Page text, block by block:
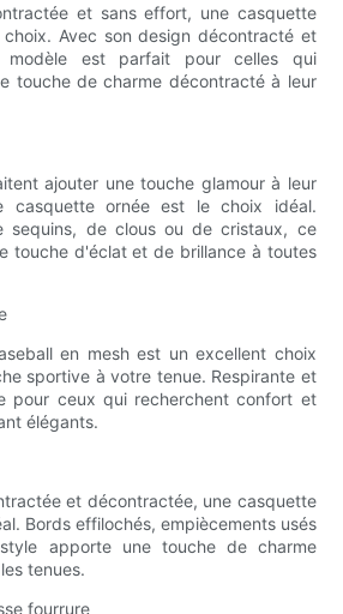
et sans effort, une casquette
Avec son design décontracté et
est parfait pour celles qui
touche de charme décontracté à leur
ajouter une touche glamour à leur
casquette ornée est le choix idéal.
sequins, de clous ou de cristaux, ce
touche d'éclat et de brillance à toutes
en mesh est un excellent choix
sportive à votre tenue. Respirante et
pour ceux qui recherchent confort et
élégants.
et décontractée, une casquette
Bords effilochés, empiècements usés
apporte une touche de charme
tenues.
fourrure